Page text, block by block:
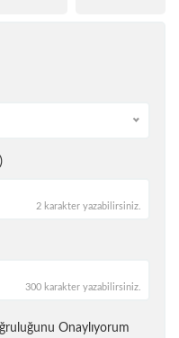
2 karakter yazabilirsiniz.
300 karakter yazabilirsiniz.
Onaylıyorum